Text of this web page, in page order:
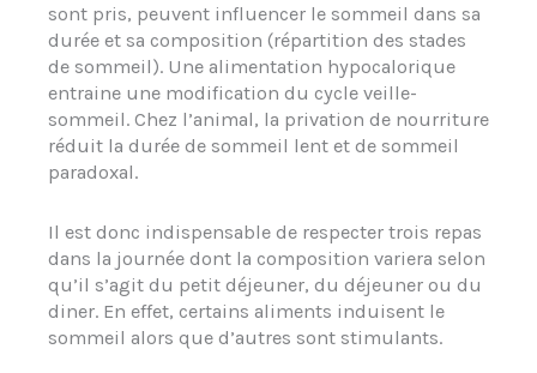
sont pris, peuvent influencer le sommeil dans sa
durée et sa composition (répartition des stades
de sommeil). Une alimentation hypocalorique
entraine une modification du cycle veille-
sommeil. Chez l’animal, la privation de nourriture
réduit la durée de sommeil lent et de sommeil
paradoxal.
Il est donc indispensable de respecter trois repas
dans la journée dont la composition variera selon
qu’il s’agit du petit déjeuner, du déjeuner ou du
diner. En effet, certains aliments induisent le
sommeil alors que d’autres sont stimulants.